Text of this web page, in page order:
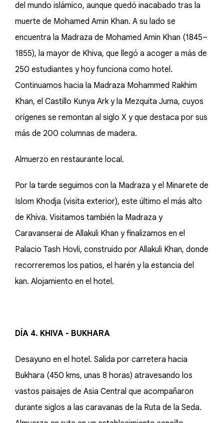
del mundo islámico, aunque quedó inacabado tras la
muerte de Mohamed Amin Khan. A su lado se
encuentra la Madraza de Mohamed Amin Khan (1845–
1855), la mayor de Khiva, que llegó a acoger a más de
250 estudiantes y hoy funciona como hotel.
Continuamos hacia la Madraza Mohammed Rakhim
Khan, el Castillo Kunya Ark y la Mezquita Juma, cuyos
orígenes se remontan al siglo X y que destaca por sus
más de 200 columnas de madera.
Almuerzo en restaurante local.
Por la tarde seguimos con la Madraza y el Minarete de
Islom Khodja (visita exterior), este último el más alto
de Khiva. Visitamos también la Madraza y
Caravanserai de Allakuli Khan y finalizamos en el
Palacio Tash Hovli, construido por Allakuli Khan, donde
recorreremos los patios, el harén y la estancia del
kan. Alojamiento en el hotel.
DÍA 4. KHIVA - BUKHARA
Desayuno en el hotel. Salida por carretera hacia
Bukhara (450 kms, unas 8 horas) atravesando los
vastos paisajes de Asia Central que acompañaron
durante siglos a las caravanas de la Ruta de la Seda.